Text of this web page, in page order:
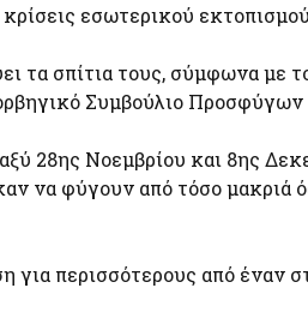
εσωτερικού
τα σπίτια τους, σύμφωνα με
Συμβούλιο Προσφύγων
28ης Νοεμβρίου και 8ης
να φύγουν από τόσο μακριά
περισσότερους από έναν